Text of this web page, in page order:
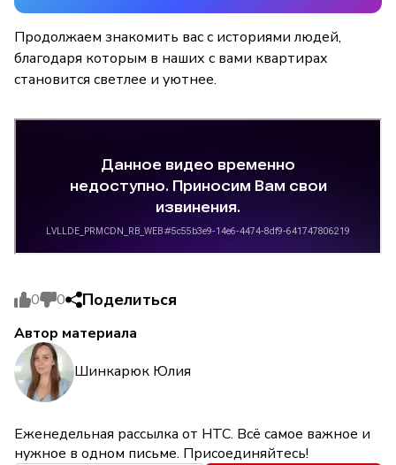
Продолжаем знакомить вас с историями людей,
благодаря которым в наших с вами квартирах
становится светлее и уютнее.
0 0 Поделиться
Автор материала
Шинкарюк Юлия
Еженедельная рассылка от НТС. Всё самое важное и
нужное в одном письме. Присоединяйтесь!